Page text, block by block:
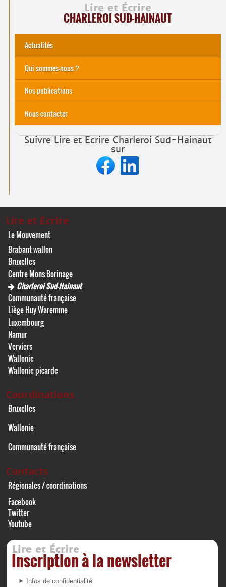
Lire et Écrire
CHARLEROI SUD-HAINAUT
Actualités
Qui sommes-nous ?
Nos actions
Nos publications
Nous contacter
Suivre Lire et Écrire Charleroi Sud-Hainaut
sur
Lire et Écrire
Le Mouvement
Brabant wallon
Bruxelles
Centre Mons Borinage
Charleroi Sud-Hainaut
Communauté française
Liège Huy Waremme
Luxembourg
Namur
Verviers
Wallonie
Wallonie picarde
Coordinations
Bruxelles
Wallonie
Communauté française
Contacts
Régionales / coordinations
Facebook
Twitter
Youtube
Lire et Écrire
Inscription à la newsletter
Infos de confidentialité